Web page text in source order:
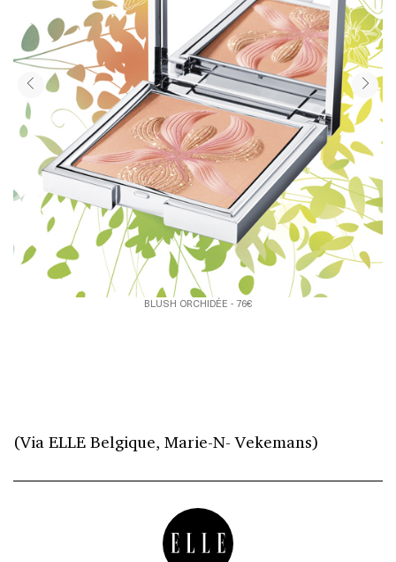
BLUSH ORCHIDÉE - 76€
(Via ELLE Belgique, Marie-N- Vekemans)